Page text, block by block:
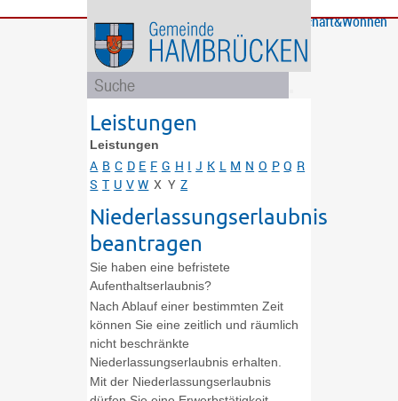
Bürgerservice
GemeindeBildung
und
Soziales
Rathaus
und
Politik
Wirtschaft&Wohnen
Leistungen
Leistungen
A B C D E F G H I J K L M N O P Q R
S T U V W X Y Z
Niederlassungserlaubnis
beantragen
Sie haben eine befristete
Aufenthaltserlaubnis?
Nach Ablauf einer bestimmten Zeit
können Sie eine zeitlich und räumlich
nicht beschränkte
Niederlassungserlaubnis erhalten.
Mit der Niederlassungserlaubnis